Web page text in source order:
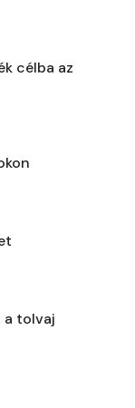
célba az
a tolvaj